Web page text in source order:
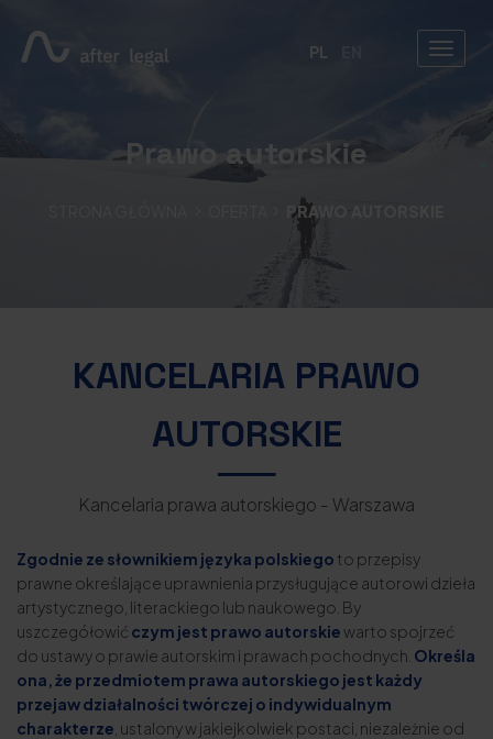
PL
Prawo autorskie
PRAWO AUTORSKIE
KANCELARIA PRAWO
AUTORSKIE
Kancelaria prawa autorskiego - Warszawa
Zgodnie ze słownikiem języka polskiego to przepisy
prawne określające uprawnienia przysługujące autorowi dzieła
artystycznego, literackiego lub naukowego. By
uszczegółowić czym jest prawo autorskiewarto spojrzeć
do ustawy o prawie autorskim i prawach pochodnych. Określa
ona, że przedmiotem prawa autorskiego jest każdy
przejaw działalności twórczej o indywidualnym
charakterze , ustalony w jakiejkolwiek postaci, niezależnie od